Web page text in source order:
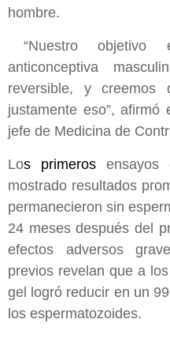
hombre.
“Nuestro
anticonceptiva
reversible, y creemos
justamente eso”, afirmó
jefe de Medicina de
Los primeros ensayos
mostrado resultados
permanecieron sin
24 meses después del
efectos adversos
previos revelan que a
gel logró reducir en un
los espermatozoides.